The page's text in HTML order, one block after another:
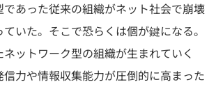
であった従来の組織がネット社会で崩壊
いた。そこで恐らくは個が鍵になる。
ットワーク型の組織が生まれていく
信力や情報収集能力が圧倒的に高まった